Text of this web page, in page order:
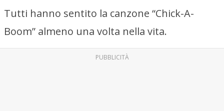
Tutti hanno sentito la canzone “Chick-A-
Boom” almeno una volta nella vita.
PUBBLICITÀ